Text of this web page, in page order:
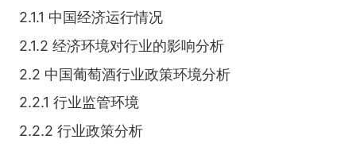
2.1.1 中国经济运行情况
2.1.2 经济环境对行业的影响分析
2.2 中国葡萄酒行业政策环境分析
2.2.1 行业监管环境
2.2.2 行业政策分析